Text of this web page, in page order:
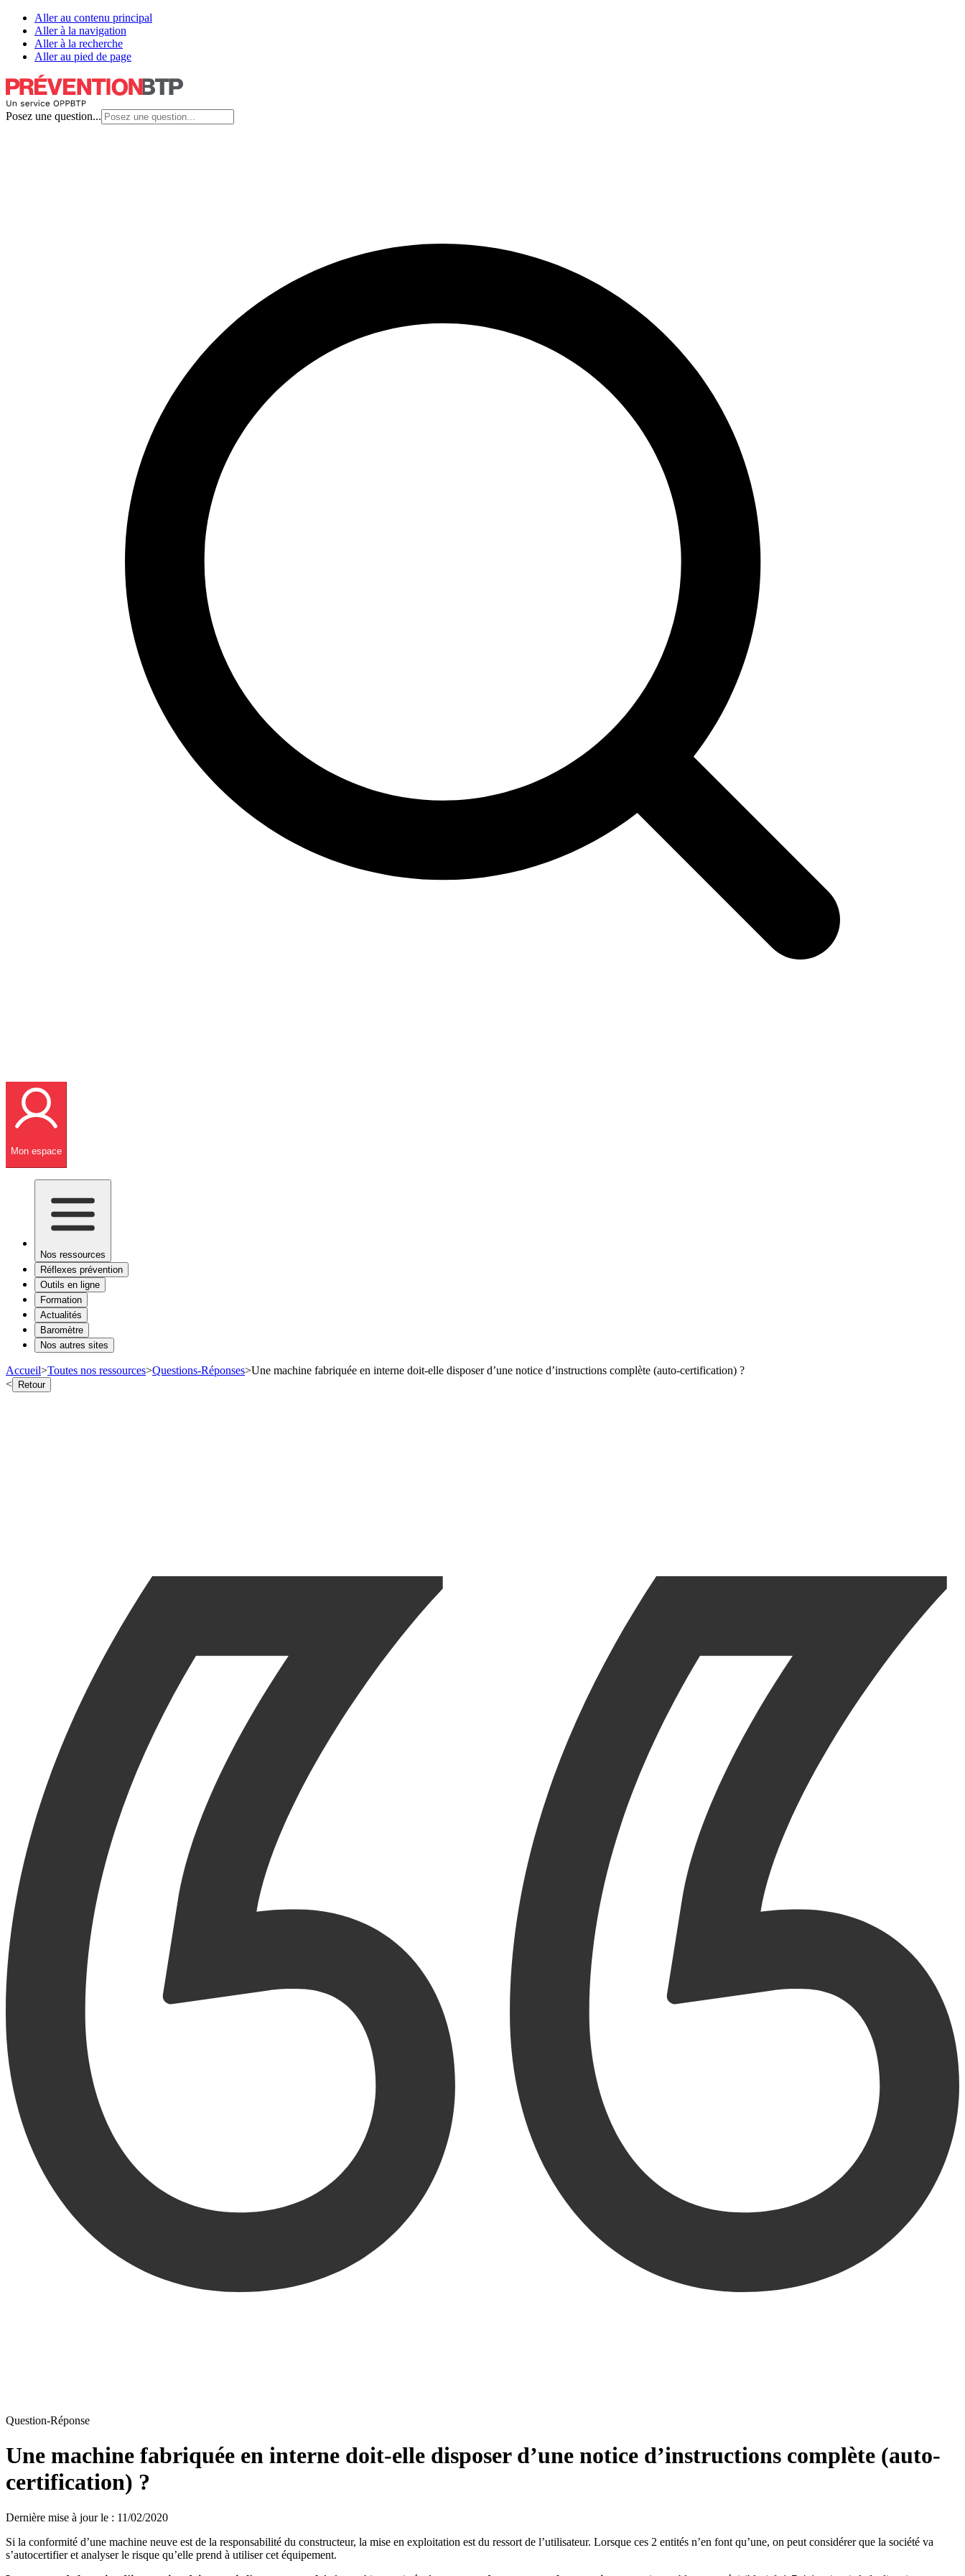
Aller au contenu principal
Aller à la navigation
Aller à la recherche
Aller au pied de page
Posez une question...
Mon espace
Nos ressources
Réflexes prévention
Outils en ligne
Formation
Actualités
Baromètre
Nos autres sites
Accueil>Toutes nos ressources>Questions-Réponses>Une machine fabriquée en interne doit-elle disposer d’une notice d’instructions complète (auto-certification) ?
< Retour
Question-Réponse
Une machine fabriquée en interne doit-elle disposer d’une notice d’instructions complète (auto-
certification) ?
Dernière mise à jour le : 11/02/2020
Si la conformité d’une machine neuve est de la responsabilité du constructeur, la mise en exploitation est du ressort de l’utilisateur. Lorsque ces 2 entités n’en font qu’une, on peut considérer que la société va
s’autocertifier et analyser le risque qu’elle prend à utiliser cet équipement.